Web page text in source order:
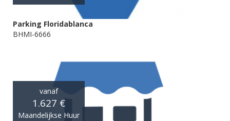
Parking Floridablanca
BHMI-6666
vanaf
1.627 €
Maandelijkse Huur